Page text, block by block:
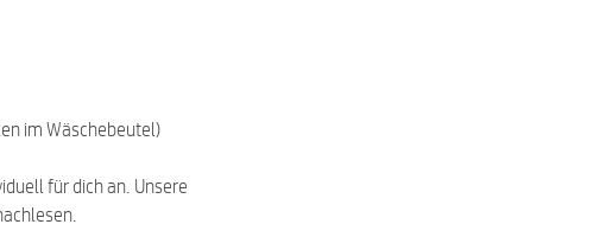
im Wäschebeutel)
für dich an. Unsere